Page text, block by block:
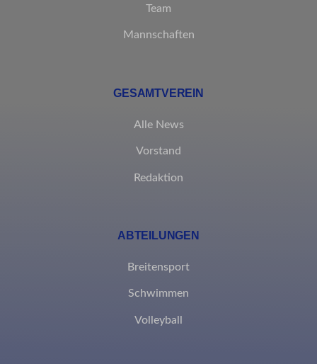
Team
Mannschaften
GESAMTVEREIN
Alle News
Vorstand
Redaktion
ABTEILUNGEN
Breitensport
Schwimmen
Volleyball